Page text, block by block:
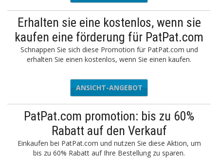
Erhalten sie eine kostenlos, wenn sie
kaufen eine förderung für PatPat.com
Schnappen Sie sich diese Promotion für PatPat.com und
erhalten Sie einen kostenlos, wenn Sie einen kaufen.
ANSICHT-ANGEBOT
PatPat.com promotion: bis zu 60%
Rabatt auf den Verkauf
Einkaufen bei PatPat.com und nutzen Sie diese Aktion, um
bis zu 60% Rabatt auf Ihre Bestellung zu sparen.